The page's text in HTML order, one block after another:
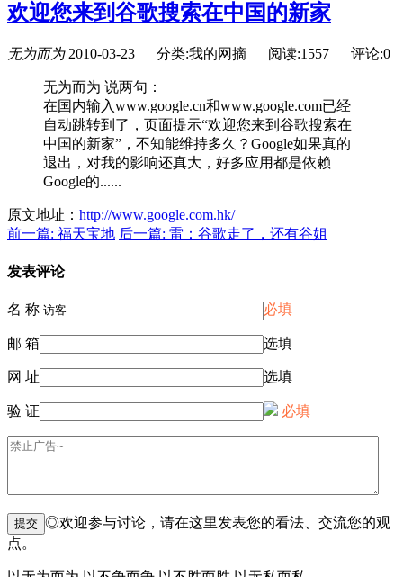
欢迎您来到谷歌搜索在中国的新家
无为而为 2010-03-23 分类:我的网摘 阅读:1557 评论:0
无为而为 说两句：
在国内输入www.google.cn和www.google.com已经
自动跳转到了，页面提示“欢迎您来到谷歌搜索在
中国的新家”，不知能维持多久？Google如果真的
退出，对我的影响还真大，好多应用都是依赖
Google的......
原文地址： http://www.google.com.hk/
前一篇: 福天宝地 后一篇: 雷：谷歌走了，还有谷姐
发表评论
名 称 必填
邮 箱 选填
网 址 选填
验 证 必填
◎欢迎参与讨论，请在这里发表您的看法、交流您的观
点。